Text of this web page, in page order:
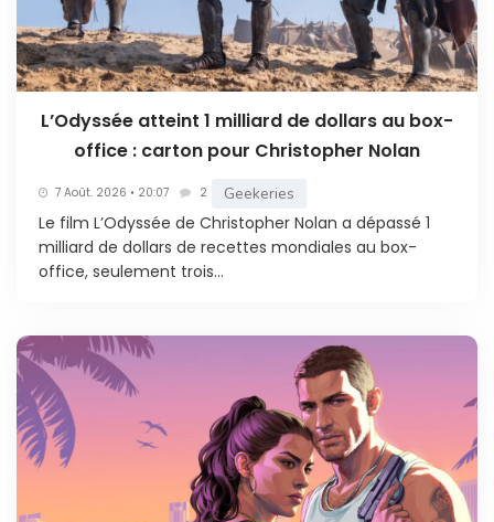
L’Odyssée atteint 1 milliard de dollars au box-
office : carton pour Christopher Nolan
7 Août. 2026 • 20:07 2 Geekeries
Le film L’Odyssée de Christopher Nolan a dépassé 1
milliard de dollars de recettes mondiales au box-
office, seulement trois...